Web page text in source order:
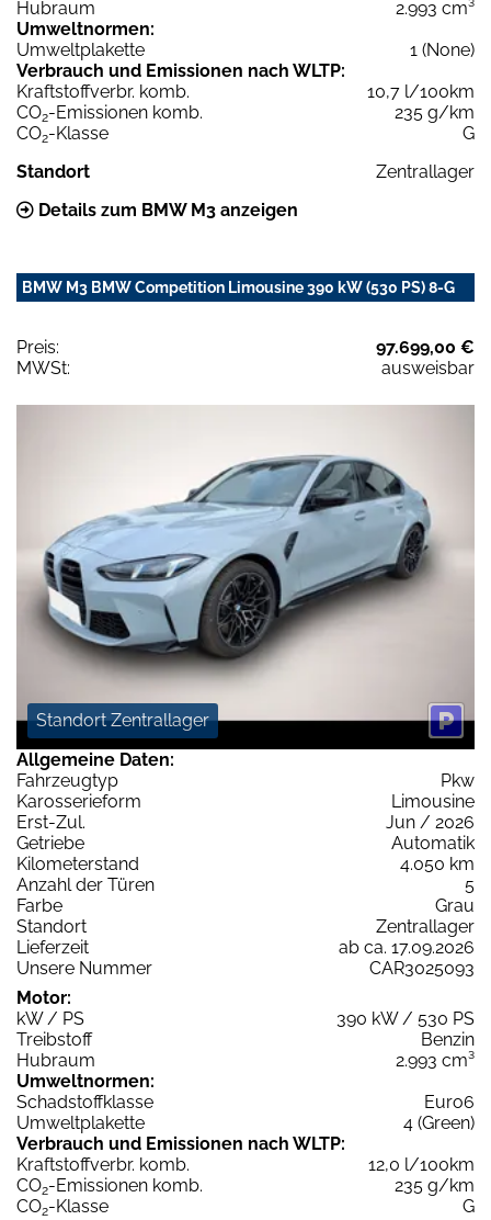
Hubraum
2.993 cm³
Umweltnormen:
Umweltplakette
1 (None)
Verbrauch und Emissionen nach WLTP:
Kraftstoffverbr. komb.
10,7 l/100km
CO2-Emissionen komb.
235 g/km
CO2-Klasse
G
Standort
Zentrallager
Details zum BMW M3 anzeigen
BMW M3 BMW Competition Limousine 390 kW (530 PS) 8-G
Preis:
97.699,00 €
MWSt:
ausweisbar
Standort Zentrallager
Allgemeine Daten:
Fahrzeugtyp
Pkw
Karosserieform
Limousine
Erst-Zul.
Jun / 2026
Getriebe
Automatik
Kilometerstand
4.050 km
Anzahl der Türen
5
Farbe
Grau
Standort
Zentrallager
Lieferzeit
ab ca. 17.09.2026
Unsere Nummer
CAR3025093
Motor:
kW / PS
390 kW / 530 PS
Treibstoff
Benzin
Hubraum
2.993 cm³
Umweltnormen:
Schadstoffklasse
Euro6
Umweltplakette
4 (Green)
Verbrauch und Emissionen nach WLTP:
Kraftstoffverbr. komb.
12,0 l/100km
CO2-Emissionen komb.
235 g/km
CO2-Klasse
G